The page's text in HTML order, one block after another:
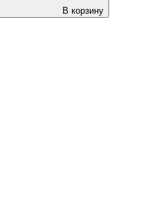
В корзину